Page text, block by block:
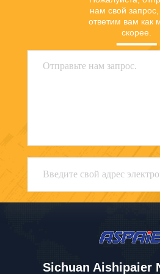
нам свой
ответим вам как
скорее.
Sichuan Aishipaier